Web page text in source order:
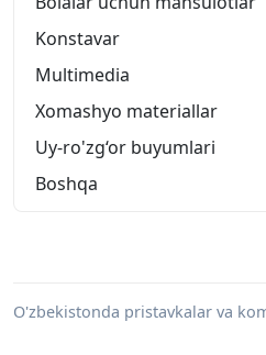
Konstavar
Multimedia
Xomashyo materiallar
Uy-ro'zg‘or buyumlari
Boshqa
O'zbekistonda pristavkalar va